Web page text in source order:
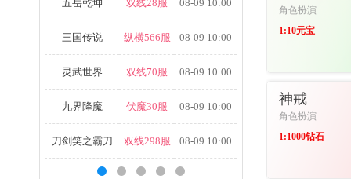
五岳乾坤 双线28服 08-09 10:00
三国传说 纵横566服 08-09 10:00
灵武世界 双线70服 08-09 10:00
九界降魔 伏魔30服 08-09 10:00
刀剑笑之霸刀 双线298服 08-09 10:00
角色扮演
1:10元宝
神戒
角色扮演
1:1000钻石